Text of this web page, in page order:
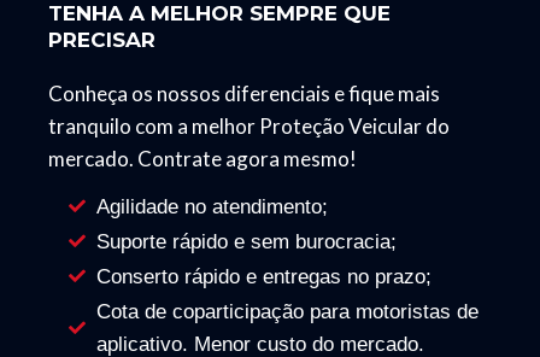
TENHA A MELHOR SEMPRE QUE
PRECISAR
Conheça os nossos diferenciais e fique mais
tranquilo com a melhor Proteção Veicular do
mercado. Contrate agora mesmo!
Agilidade no atendimento;
Suporte rápido e sem burocracia;
Conserto rápido e entregas no prazo;
Cota de coparticipação para motoristas de
aplicativo. Menor custo do mercado.